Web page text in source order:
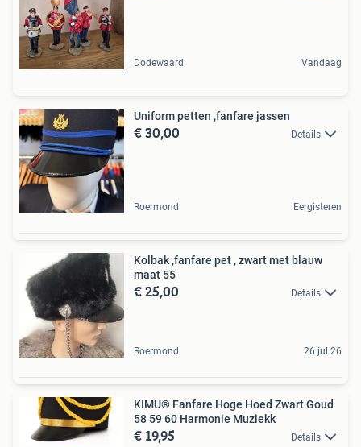
Dodewaard Vandaag
Uniform petten ,fanfare jassen
€ 30,00 Details
Roermond Eergisteren
Kolbak ,fanfare pet , zwart met blauw
maat 55
€ 25,00 Details
Roermond 26 jul 26
KIMU® Fanfare Hoge Hoed Zwart Goud
58 59 60 Harmonie Muziekk
€ 19,95 Details